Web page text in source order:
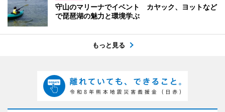
守山のマリーナでイベント カヤック、ヨットなど
で琵琶湖の魅力と環境学ぶ
もっと見る